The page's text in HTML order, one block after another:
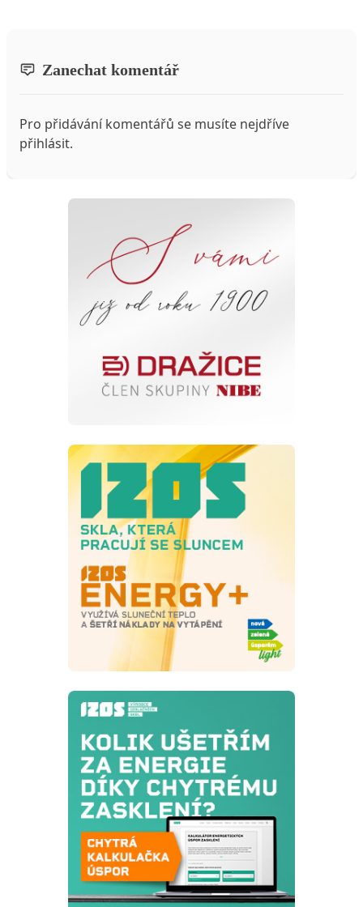
Zanechat komentář
Pro přidávání komentářů se musíte nejdříve
přihlásit.